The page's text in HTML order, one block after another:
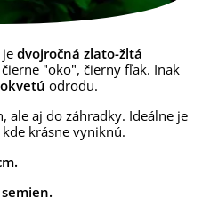
dvojročná zlato-žltá
"oko", čierny fľak. Inak
odrodu.
ale aj do záhradky. Ideálne je
kde krásne vyniknú.